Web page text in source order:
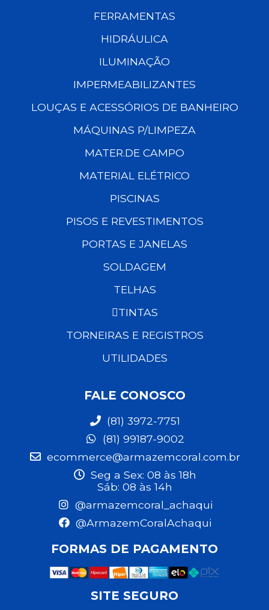
FERRAMENTAS
HIDRÁULICA
ILUMINAÇÃO
IMPERMEABILIZANTES
LOUÇAS E ACESSÓRIOS DE BANHEIRO
MÁQUINAS P/LIMPEZA
MATER.DE CAMPO
MATERIAL ELÉTRICO
PISCINAS
PISOS E REVESTIMENTOS
PORTAS E JANELAS
SOLDAGEM
TELHAS
TINTAS
TORNEIRAS E REGISTROS
UTILIDADES
FALE CONOSCO
(81) 3972-7751
(81) 99187-9002
ecommerce@armazemcoral.com.br
Seg a Sex: 08 às 18h
Sáb: 08 às 14h
@armazemcoral_achaqui
@ArmazemCoralAchaqui
FORMAS DE PAGAMENTO
SITE SEGURO